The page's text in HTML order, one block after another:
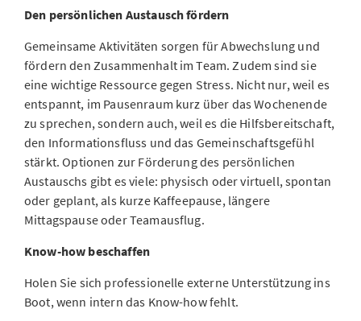
Den persönlichen Austausch fördern
Gemeinsame Aktivitäten sorgen für Abwechslung und
fördern den Zusammenhalt im Team. Zudem sind sie
eine wichtige Ressource gegen Stress. Nicht nur, weil es
entspannt, im Pausenraum kurz über das Wochenende
zu sprechen, sondern auch, weil es die Hilfsbereitschaft,
den Informationsfluss und das Gemeinschaftsgefühl
stärkt. Optionen zur Förderung des persönlichen
Austauschs gibt es viele: physisch oder virtuell, spontan
oder geplant, als kurze Kaffeepause, längere
Mittagspause oder Teamausflug.
Know-how beschaffen
Holen Sie sich professionelle externe Unterstützung ins
Boot, wenn intern das Know-how fehlt.